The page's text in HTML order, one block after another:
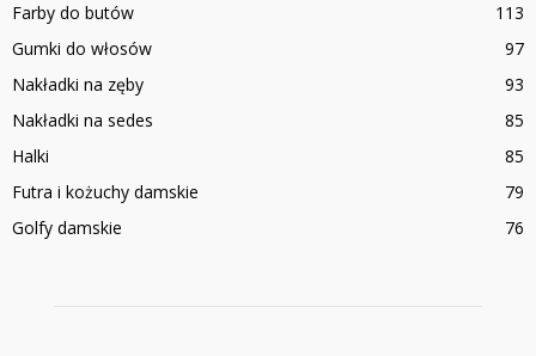
Farby do butów
113
Gumki do włosów
97
Nakładki na zęby
93
Nakładki na sedes
85
Halki
85
Futra i kożuchy damskie
79
Golfy damskie
76